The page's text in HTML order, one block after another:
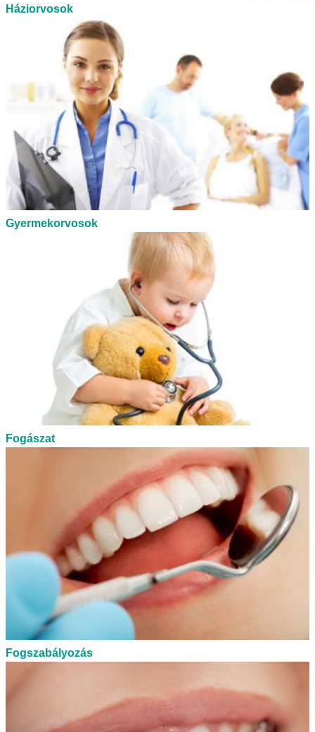
Háziorvosok
Gyermekorvosok
Fogászat
Fogszabályozás